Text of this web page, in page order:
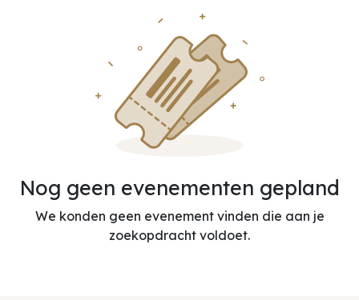
Nog geen evenementen gepland
We konden geen evenement vinden die aan je
zoekopdracht voldoet.